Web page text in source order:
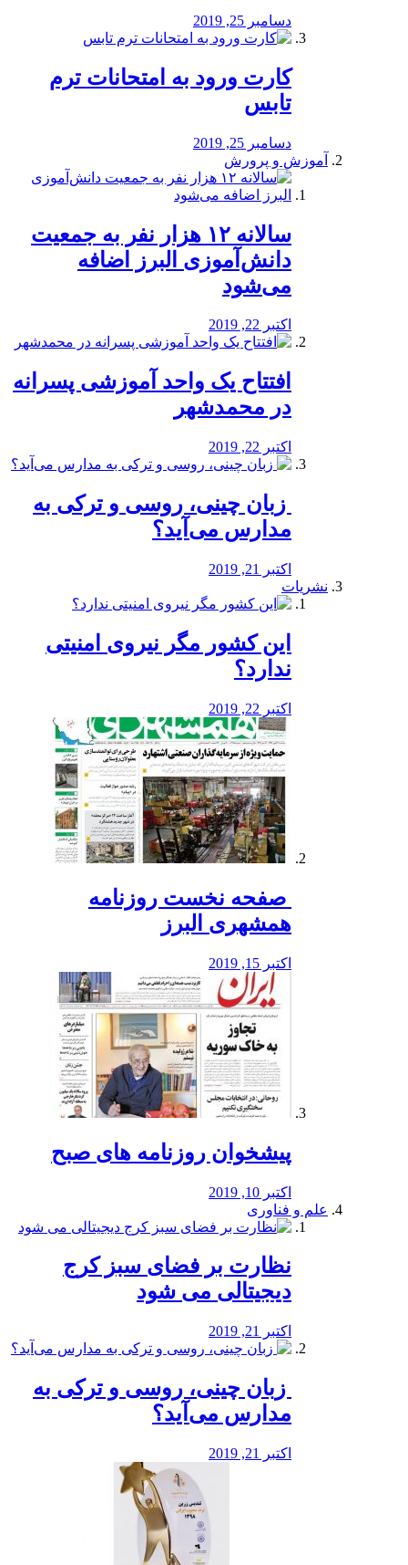
دسامبر 25, 2019
کارت ورود به امتحانات ترم
تابس
دسامبر 25, 2019
آموزش و پرورش
️سالانه ۱۲ هزار نفر به جمعیت
دانش‌آموزی البرز اضافه
می‌شود
اکتبر 22, 2019
افتتاح یک واحد آموزشی پسرانه
در محمدشهر
اکتبر 22, 2019
️ زبان چینی، روسی و ترکی به
مدارس می‌آید؟
اکتبر 21, 2019
نشریات
این کشور مگر نیروی امنیتی
ندارد؟
اکتبر 22, 2019
️ صفحه نخست روزنامه‌
همشهری البرز
اکتبر 15, 2019
پیشخوان روزنامه های صبح
اکتبر 10, 2019
علم و فناوری
نظارت بر فضای سبز کرج
دیجیتالی می شود
اکتبر 21, 2019
️ زبان چینی، روسی و ترکی به
مدارس می‌آید؟
اکتبر 21, 2019